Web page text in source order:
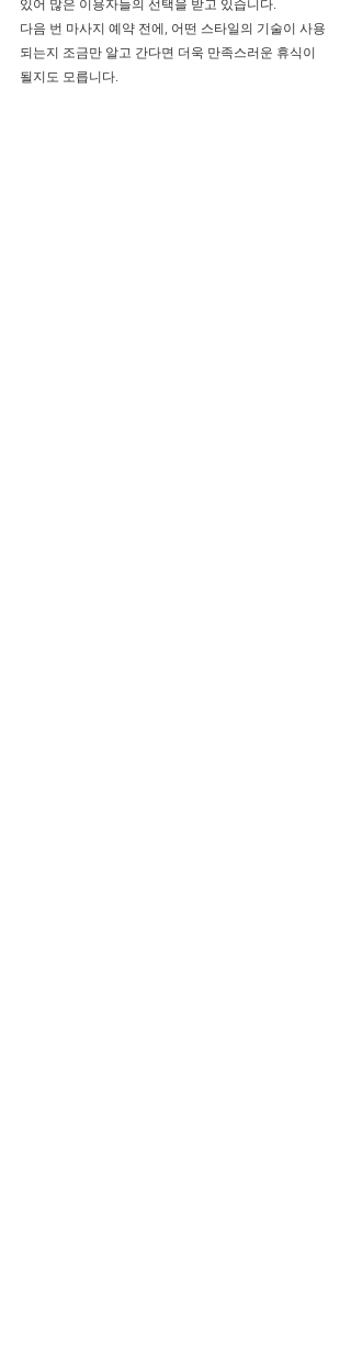
있어 많은 이용자들의 선택을 받고 있습니다.
다음 번 마사지 예약 전에, 어떤 스타일의 기술이 사용
되는지 조금만 알고 간다면 더욱 만족스러운 휴식이
될지도 모릅니다.